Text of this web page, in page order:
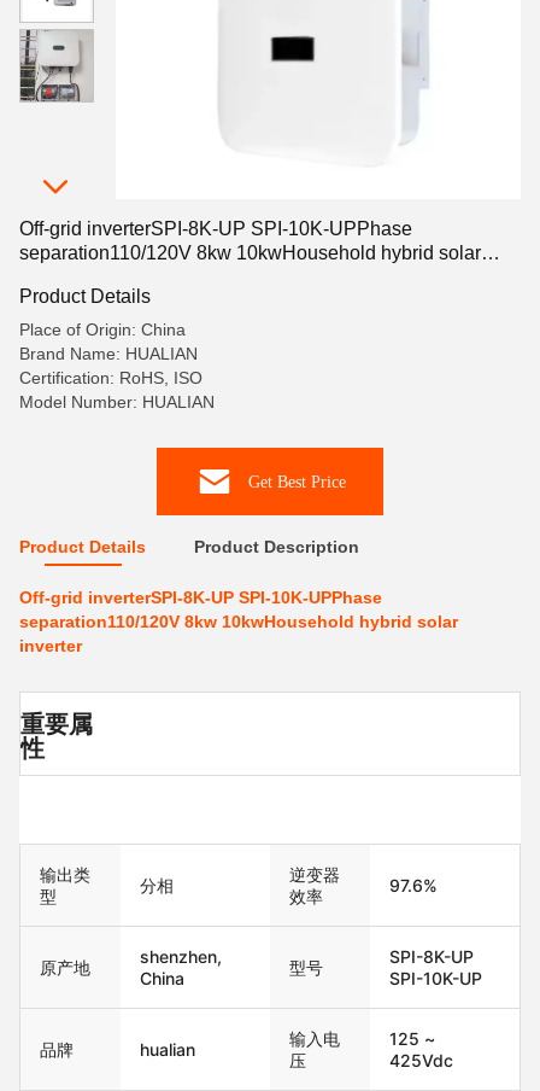
Off-grid inverterSPI-8K-UP SPI-10K-UPPhase
separation110/120V 8kw 10kwHousehold hybrid solar
Product Details
Place of Origin: China
Brand Name: HUALIAN
Certification: RoHS, ISO
Model Number: HUALIAN
Get Best Price
Product Details Product Description
Off-grid inverterSPI-8K-UP SPI-10K-UPPhase
separation110/120V 8kw 10kwHousehold hybrid solar
inverter
重要属
性
输出类
型
分相
逆变器
效率
97.6%
原产地
shenzhen,
China
型号
SPI-8K-UP
SPI-10K-UP
品牌 hualian
输入电
压
125 ~
425Vdc